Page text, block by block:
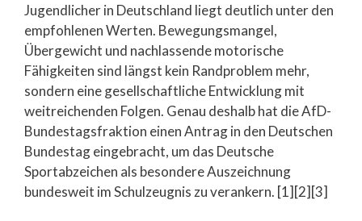
Jugendlicher in Deutschland liegt deutlich unter den
empfohlenen Werten. Bewegungsmangel,
Übergewicht und nachlassende motorische
Fähigkeiten sind längst kein Randproblem mehr,
sondern eine gesellschaftliche Entwicklung mit
weitreichenden Folgen. Genau deshalb hat die AfD-
Bundestagsfraktion einen Antrag in den Deutschen
Bundestag eingebracht, um das Deutsche
Sportabzeichen als besondere Auszeichnung
bundesweit im Schulzeugnis zu verankern. [1][2][3]